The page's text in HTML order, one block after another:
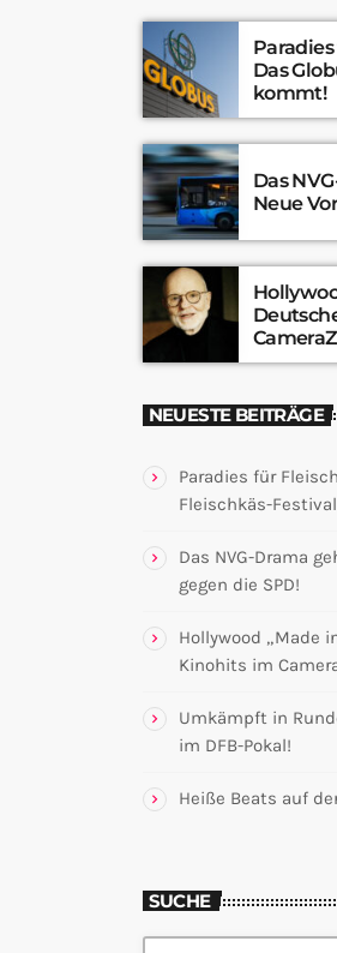
Das
kommt!
Das
Neue
NEUESTE BEITRÄGE
Paradies für
Fleischkäs-
Das NVG-Drama
gegen die SPD!
Hollywood „Made
Kinohits im
Umkämpft in
im DFB-Pokal!
Heiße Beats auf
SUCHE